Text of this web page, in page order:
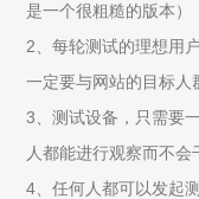
是一个很粗糙的版本）
2、每轮测试的理想用
一定要与网站的目标人
3、测试设备，只需要
人都能进行观察而不会
4、任何人都可以发起